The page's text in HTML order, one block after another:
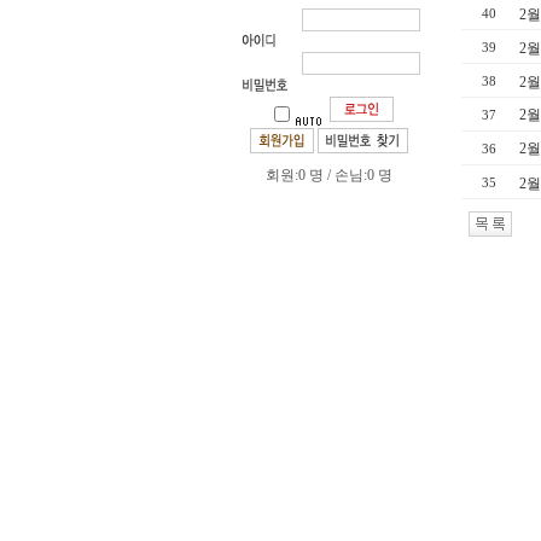
회원:0 명 / 손님:0 명
40 2월
39 2월
38 2월
37 2월
36 2월
35 2월